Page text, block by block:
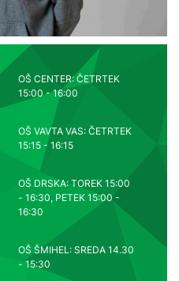
OŠ CENTER: ČETRTEK
15:00 - 16:00
OŠ VAVTA VAS: ČETRTEK
15:15 - 16:15
OŠ DRSKA: TOREK 15:00
- 16:30, PETEK 15:00 -
16:30
OŠ ŠMIHEL: SREDA 14.30
- 15:30